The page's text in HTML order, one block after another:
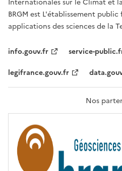
Internationales sur le Climat et
BRGM est L'établissement
applications des sciences de la
info.gouv.fr
service-
legifrance.gouv.fr
Nos